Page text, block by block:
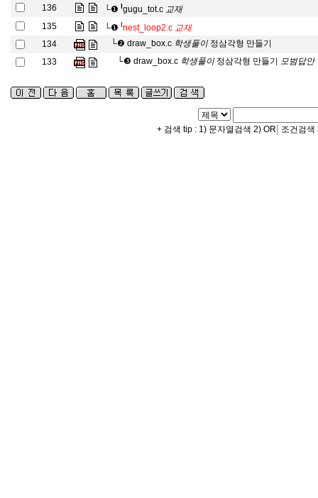
136 └❶ lgugu_tot.c 재
135 └❶ lnest_loop2.c 재
134 └❷ draw_box.c 학 생풀 이
정삼각형 만들기
133
└❸ draw_box.c 학 생풀 이
정삼각형 만들기 범답
+ 검색 tip : 1) 문자열검색 2) OR| 조건검색